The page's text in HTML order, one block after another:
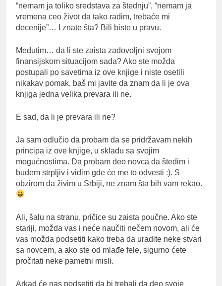
“nemam ja toliko sredstava za štednju”, “nemam ja
vremena ceo život da tako radim, trebaće mi
decenije”… I znate šta? Bili biste u pravu.
Međutim… da li ste zaista zadovoljni svojom
finansijskom situacijom sada? Ako ste možda
postupali po savetima iz ove knjige i niste osetili
nikakav pomak, baš mi javite da znam da li je ova
knjiga jedna velika prevara ili ne.
E sad, da li je prevara ili ne?
Ja sam odlučio da probam da se pridržavam nekih
principa iz ove knjige, u skladu sa svojim
mogućnostima. Da probam deo novca da štedim i
budem strpljiv i vidim gde će me to odvesti :). S
obzirom da živim u Srbiji, ne znam šta bih vam rekao.
Ali, šalu na stranu, pričice su zaista poučne. Ako ste
stariji, možda vas i neće naučiti nečem novom, ali će
vas možda podsetiti kako treba da uradite neke stvari
sa novcem, a ako ste od mlađe fele, sigurno ćete
pročitati neke pametni misli.
Arkad će nas podsetiti da bi trebali da deo svoje